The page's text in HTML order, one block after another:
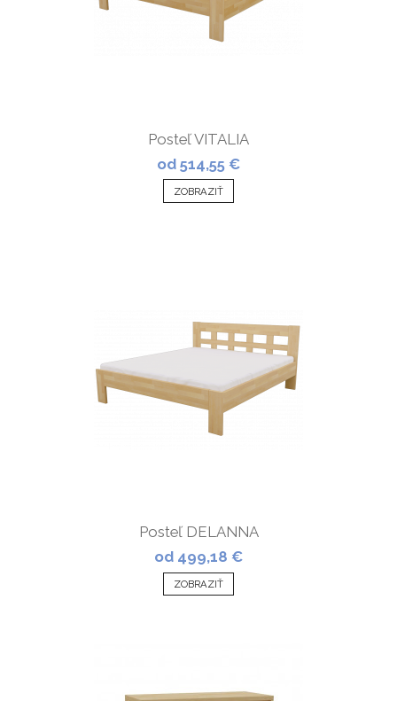
Posteľ VITALIA
od 514,55 €
ZOBRAZIŤ
Posteľ DELANNA
od 499,18 €
ZOBRAZIŤ